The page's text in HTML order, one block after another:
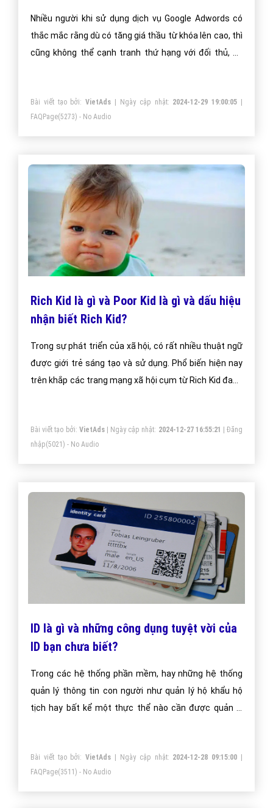
Nhiều người khi sử dụng dịch vụ Google Adwords có
thắc mắc rằng dù có tăng giá thầu từ khóa lên cao, thì
cũng không thể cạnh tranh thứ hạng với đối thủ, họ
Bài viết tạo bởi:VietAds | Ngày cập nhật: 2024-12-29 19:00:05
FAQPage(5273) - No Audio
Rich Kid là gì và Poor Kid là gì và dấu hiệu
nhận biết Rich Kid?
Trong sự phát triển của xã hội, có rất nhiều thuật ngữ
được giới trẻ sáng tạo và sử dụng. Phổ biến hiện nay
trên khắp các trang mạng xã hội cụm từ Rich Kid đang
chính hiệu. Cùng tìm hiểu tại bài viết sau nhé!
Bài viết tạo bởi: VietAds| Ngày cập nhật: 2024-12-27 16:55:21 |Đăng
nhập(5021) - No Audio
ID là gì và những công dụng tuyệt vời của
ID bạn chưa biết?
Trong các hệ thống phần mềm, hay những hệ thống
quản lý thông tin con người như quản lý hộ khẩu hộ
tịch hay bất kể một thực thể nào cần được quản lý
Bài viết tạo bởi:VietAds | Ngày cập nhật: 2024-12-28 09:15:00
FAQPage(3511) - No Audio